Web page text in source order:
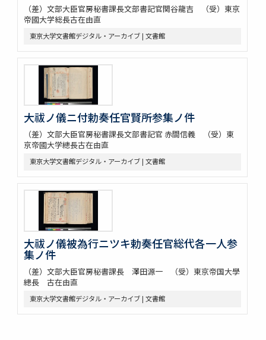
（差）文部大臣官房秘書課長文部書記官関谷龍吉 （受）東京
帝國大学総長古在由直
東京大学文書館デジタル・アーカイブ | 文書館
大祓ノ儀ニ付勅奏任官賢所参集ノ件
（差）文部大臣官房秘書課長文部書記官 赤間信義 （受）東
京帝國大学總長古在由直
東京大学文書館デジタル・アーカイブ | 文書館
大祓ノ儀被為行ニツキ勅奏任官総代各一人参
集ノ件
（差）文部大臣官房秘書課長 澤田源一 （受）東京帝国大學
總長 古在由直
東京大学文書館デジタル・アーカイブ | 文書館